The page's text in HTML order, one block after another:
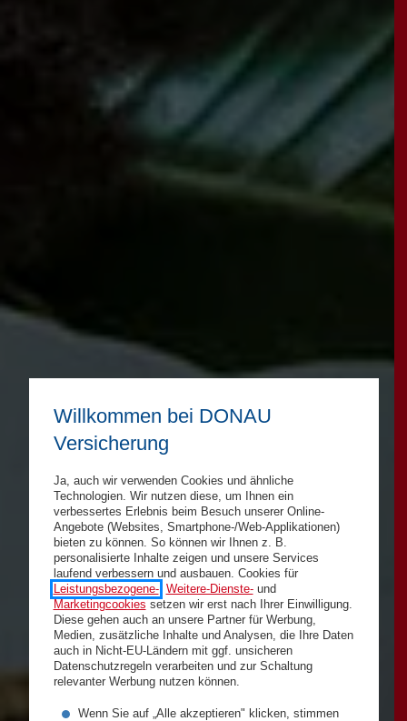
Willkommen bei DONAU
Versicherung
Ja, auch wir verwenden Cookies und ähnliche
Technologien. Wir nutzen diese, um Ihnen ein
verbessertes Erlebnis beim Besuch unserer Online-
Angebote (Websites, Smartphone-/Web-Applikationen)
bieten zu können. So können wir Ihnen z. B.
personalisierte Inhalte zeigen und unsere Services
laufend verbessern und ausbauen. Cookies für
Leistungsbezogene-, Weitere-Dienste-und
Marketingcookies setzen wir erst nach Ihrer Einwilligung.
Diese gehen auch an unsere Partner für Werbung,
Medien, zusätzliche Inhalte und Analysen, die Ihre Daten
auch in Nicht-EU-Ländern mit ggf. unsicheren
Datenschutzregeln verarbeiten und zur Schaltung
relevanter Werbung nutzen können.
Wenn Sie auf „Alle akzeptieren" klicken, stimmen